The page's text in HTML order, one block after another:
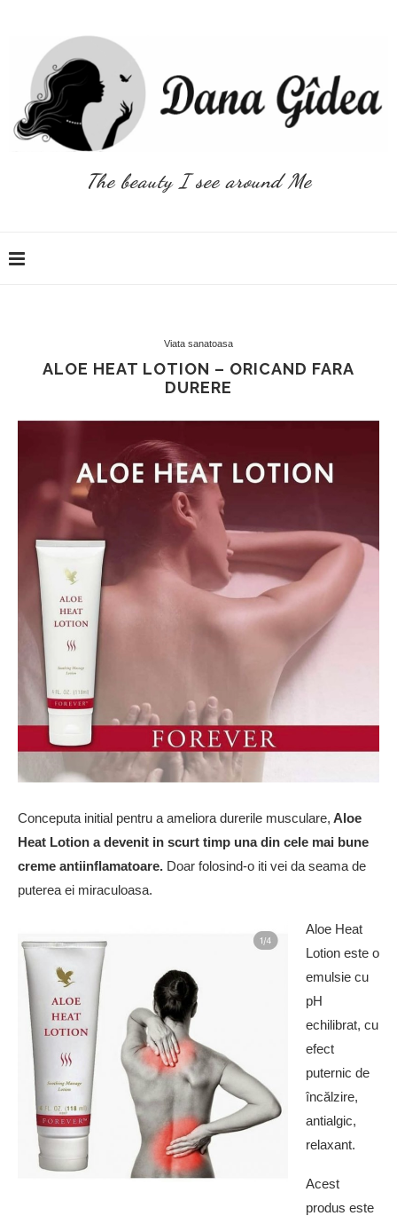
The beauty I see around Me
Viata sanatoasa
ALOE HEAT LOTION – ORICAND FARA
DURERE
Conceputa initial pentru a ameliora durerile musculare, Aloe
Heat Lotion a devenit in scurt timp una din cele mai bune
creme antiinflamatoare. Doar folosind-o iti vei da seama de
puterea ei miraculoasa.
Aloe Heat
Lotion este o
emulsie cu
pH
echilibrat, cu
efect
puternic de
încălzire,
antialgic,
relaxant.
Acest
produs este